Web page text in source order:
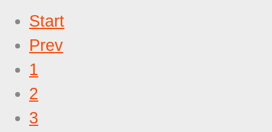
Start
Prev
1
2
3